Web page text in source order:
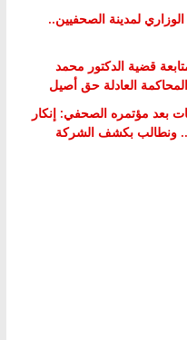
لمدينة الصحفيين..
قضية الدكتور محمد
العادلة حق أصيل
بعد مؤتمره الصحفي: إنكار
ونطالب بكشف الشركة